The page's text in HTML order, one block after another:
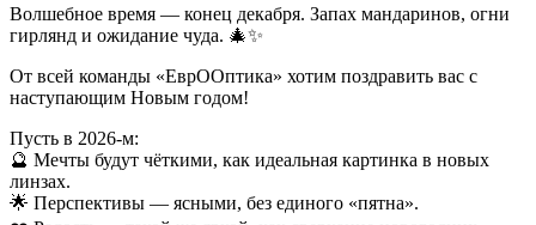
Волшебное время — конец декабря. Запах мандаринов, огни
гирлянд и ожидание чуда. 🎄✨
От всей команды «ЕврООптика» хотим поздравить вас с
наступающим Новым годом!
Пусть в 2026-м:
🔮 Мечты будут чёткими, как идеальная картинка в новых
линзах.
🌟 Перспективы — ясными, без единого «пятна».